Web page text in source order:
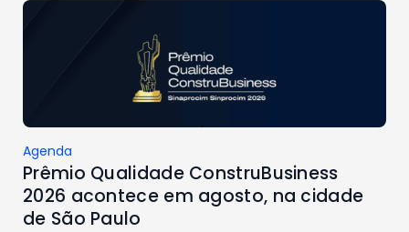
Agenda
Prêmio Qualidade ConstruBusiness
2026 acontece em agosto, na cidade
de São Paulo